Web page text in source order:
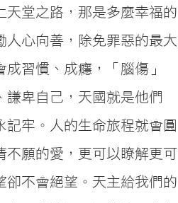
天堂之路，那是多麼幸福的
心向善，除免罪惡的最大
習慣、成癮，「腦傷」
卑自己，天國就是他們
牢。人的生命旅程就會圓
不願的愛，更可以瞭解更可
卻不會絕望。天主給我們的